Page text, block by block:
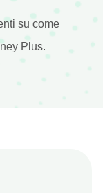
su come
Plus.